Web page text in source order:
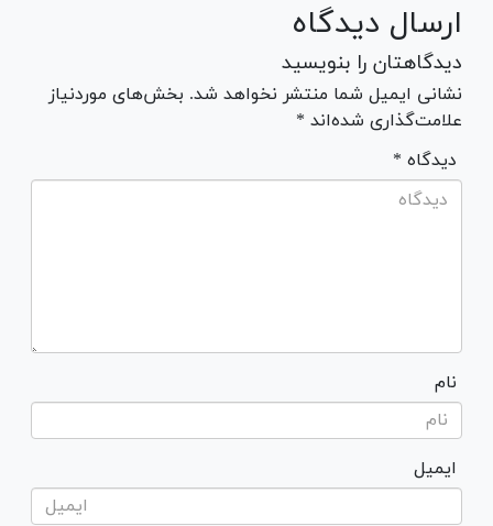
ارسال دیدگاه
دیدگاهتان را بنویسید
نشانی ایمیل شما منتشر نخواهد شد. بخش‌های موردنیاز
علامت‌گذاری شده‌اند *
* دیدگاه
نام
ایمیل